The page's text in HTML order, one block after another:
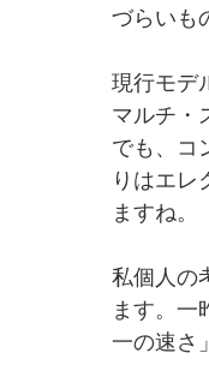
づらいも
現行モデ
マルチ・
でも、コ
りはエ
ますね。
私個人の
ます。一
一の速さ